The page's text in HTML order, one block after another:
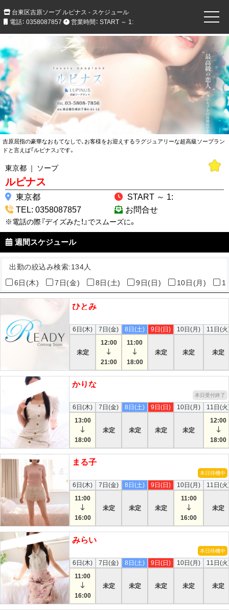
台東区吉原ソープ ルピナス - スケジュール
電話： 0358087857
営業時間： START ～ 1:
吉原屈指の豪華なおもてなしで、お客様をお迎えするラグジュアリーな超高級ソープラン
ドと言えば「ルピナス」です。
東京都 ｜ ソープ
ルピナス
東京都
START ～ 1:
TEL: 0358087857
お問合せ
※電話の際『デイズみた！』でスムーズに。
週間スケジュール
出勤の絞込み検索:134人
6日(木)
7日(金) 8日(土) 9日(日) 10日(月)
ひとみ
6日(木)
未定
7日(金)
12:00
21:00
8日(土)
11:00
18:00
9日(日)
未定
10日(月)
未定
11日(
未定
かりな
本日受付終了
6日(木)
13:00
18:00
7日(金)
未定
8日(土)
未定
9日(日)
未定
10日(月)
未定
11日(
12:00
18:00
まる子
本日待機中
6日(木)
11:00
16:00
7日(金)
未定
8日(土)
未定
9日(日)
未定
10日(月)
11:00
16:00
11日(
未定
みらい
本日待機中
6日(木)
11:00
16:00
7日(金)
未定
8日(土)
未定
9日(日)
未定
10日(月)
未定
11日(
未定